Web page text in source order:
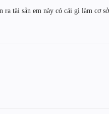
ra tài sản em này có cái gì làm cơ sở